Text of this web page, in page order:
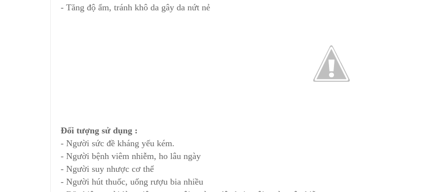
- Tăng độ ẩm, tránh khô da gây da nứt nẻ
Đối tượng sử dụng :
- Người sức đề kháng yếu kém.
- Người bệnh viêm nhiễm, ho lâu ngày
- Người suy nhược cơ thể
- Người hút thuốc, uống rượu bia nhiều